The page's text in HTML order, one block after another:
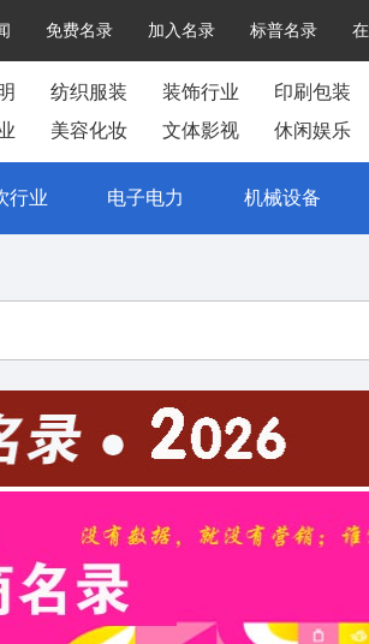
免费名录 加入名录 标普名录
纺织服装 装饰行业 印刷包装
美容化妆 文体影视 休闲娱乐
行业 电子电力 机械设备